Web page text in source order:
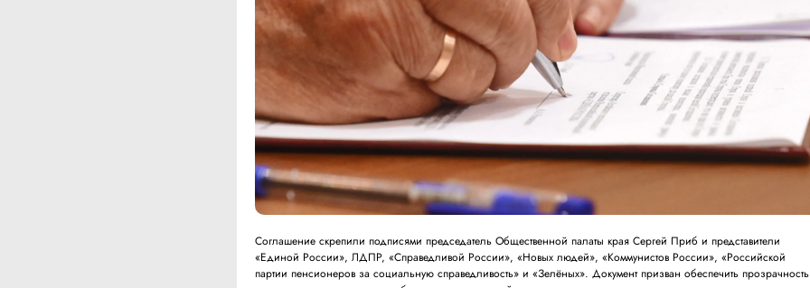
Соглашение скрепили подписями председатель Общественной палаты края Сергей Приб и представители
«Единой России», ЛДПР, «Справедливой России», «Новых людей», «Коммунистов России», «Российской
партии пенсионеров за социальную справедливость» и «Зелёных». Документ призван обеспечить